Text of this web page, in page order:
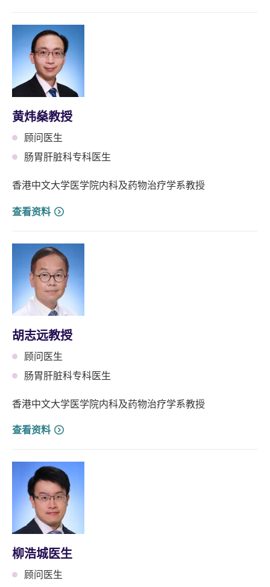
黄炜燊教授
顾问医生
肠胃肝脏科专科医生
香港中文大学医学院内科及药物治疗学系教授
查看资料
胡志远教授
顾问医生
肠胃肝脏科专科医生
香港中文大学医学院内科及药物治疗学系教授
查看资料
柳浩城医生
顾问医生